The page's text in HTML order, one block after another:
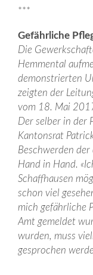
***
Gefährliche
Die
Hemmental
demonstrierten
zeigten der
vom 18. Mai
Der selber in der
Kantonsrat
Beschwerden
Hand in Hand.
Schaffhausen
schon viel
mich gefährliche
Amt gemeldet
wurden, muss
gesprochen